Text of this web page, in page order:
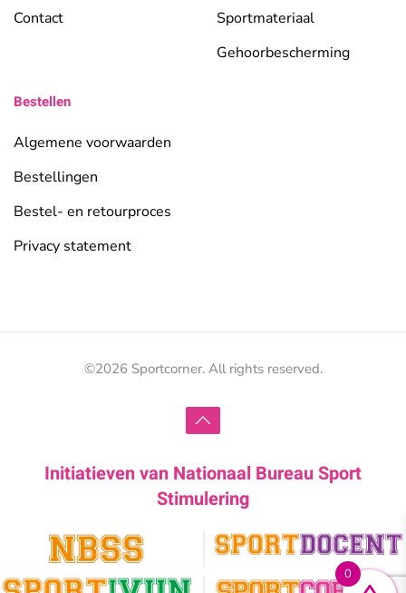
Contact
Sportmateriaal
Gehoorbescherming
Bestellen
Algemene voorwaarden
Bestellingen
Bestel- en retourproces
Privacy statement
©2026 Sportcorner. All rights reserved.
Initiatieven van Nationaal Bureau Sport
Stimulering
0